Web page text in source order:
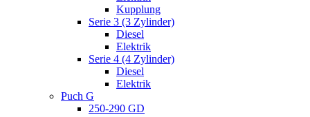
Kupplung
Serie 3 (3 Zylinder)
Diesel
Elektrik
Serie 4 (4 Zylinder)
Diesel
Elektrik
Puch G
250-290 GD